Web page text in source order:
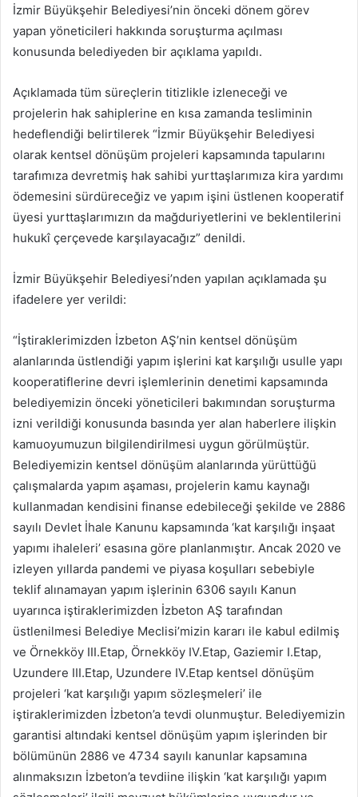
İzmir Büyükşehir Belediyesi’nin önceki dönem görev
yapan yöneticileri hakkında soruşturma açılması
konusunda belediyeden bir açıklama yapıldı.
Açıklamada tüm süreçlerin titizlikle izleneceği ve
projelerin hak sahiplerine en kısa zamanda tesliminin
hedeflendiği belirtilerek “İzmir Büyükşehir Belediyesi
olarak kentsel dönüşüm projeleri kapsamında tapularını
tarafımıza devretmiş hak sahibi yurttaşlarımıza kira yardımı
ödemesini sürdüreceğiz ve yapım işini üstlenen kooperatif
üyesi yurttaşlarımızın da mağduriyetlerini ve beklentilerini
hukukî çerçevede karşılayacağız” denildi.
İzmir Büyükşehir Belediyesi’nden yapılan açıklamada şu
ifadelere yer verildi:
“İştiraklerimizden İzbeton AŞ’nin kentsel dönüşüm
alanlarında üstlendiği yapım işlerini kat karşılığı usulle yapı
kooperatiflerine devri işlemlerinin denetimi kapsamında
belediyemizin önceki yöneticileri bakımından soruşturma
izni verildiği konusunda basında yer alan haberlere ilişkin
kamuoyumuzun bilgilendirilmesi uygun görülmüştür.
Belediyemizin kentsel dönüşüm alanlarında yürüttüğü
çalışmalarda yapım aşaması, projelerin kamu kaynağı
kullanmadan kendisini finanse edebileceği şekilde ve 2886
sayılı Devlet İhale Kanunu kapsamında ‘kat karşılığı inşaat
yapımı ihaleleri’ esasına göre planlanmıştır. Ancak 2020 ve
izleyen yıllarda pandemi ve piyasa koşulları sebebiyle
teklif alınamayan yapım işlerinin 6306 sayılı Kanun
uyarınca iştiraklerimizden İzbeton AŞ tarafından
üstlenilmesi Belediye Meclisi’mizin kararı ile kabul edilmiş
ve Örnekköy III.Etap, Örnekköy IV.Etap, Gaziemir I.Etap,
Uzundere III.Etap, Uzundere IV.Etap kentsel dönüşüm
projeleri ‘kat karşılığı yapım sözleşmeleri’ ile
iştiraklerimizden İzbeton’a tevdi olunmuştur. Belediyemizin
garantisi altındaki kentsel dönüşüm yapım işlerinden bir
bölümünün 2886 ve 4734 sayılı kanunlar kapsamına
alınmaksızın İzbeton’a tevdiine ilişkin ‘kat karşılığı yapım